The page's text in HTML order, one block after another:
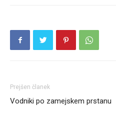
Prejšen članek
Vodniki po zamejskem prstanu